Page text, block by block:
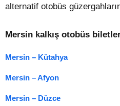
alternatif otobüs
Mersin kalkış otobüs
Mersin – Kütahya
Mersin – Afyon
Mersin – Düzce